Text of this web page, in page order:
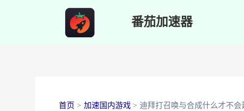
番茄加速器
首页 加速国内游戏 迪拜打召唤与合成什么才不会